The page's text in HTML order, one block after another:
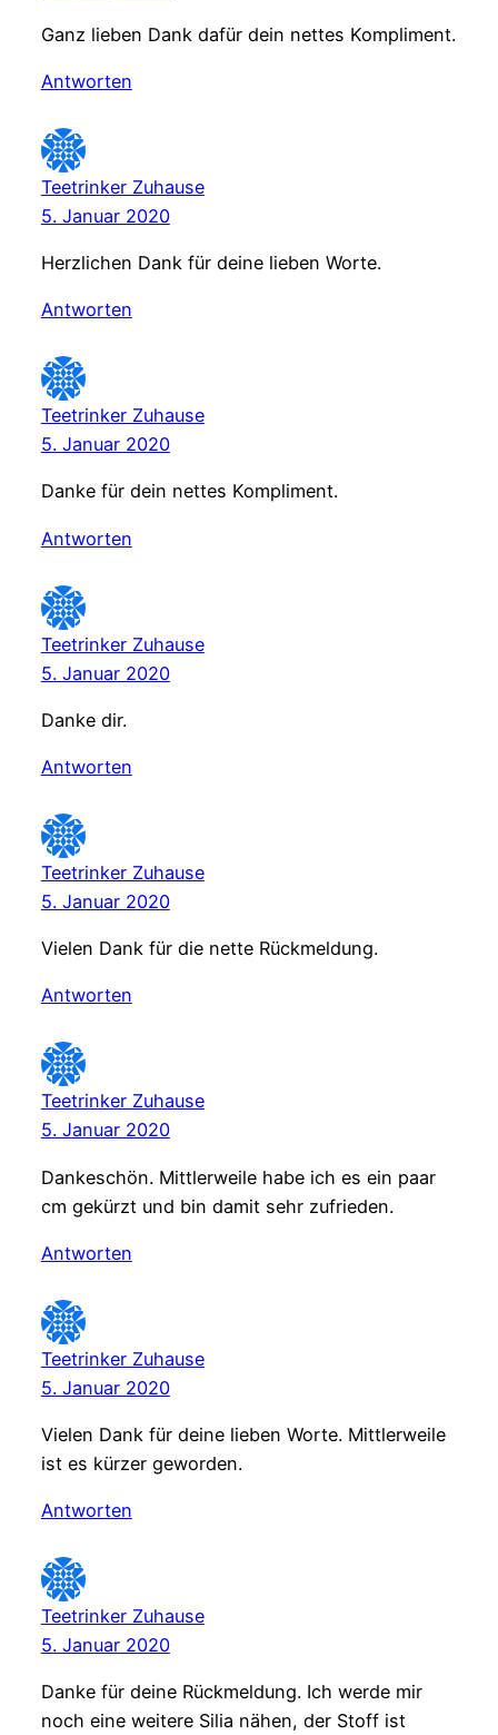
Ganz lieben Dank dafür dein nettes Kompliment.
Antworten
Teetrinker Zuhause
5. Januar 2020
Herzlichen Dank für deine lieben Worte.
Antworten
Teetrinker Zuhause
5. Januar 2020
Danke für dein nettes Kompliment.
Antworten
Teetrinker Zuhause
5. Januar 2020
Danke dir.
Antworten
Teetrinker Zuhause
5. Januar 2020
Vielen Dank für die nette Rückmeldung.
Antworten
Teetrinker Zuhause
5. Januar 2020
Dankeschön. Mittlerweile habe ich es ein paar
cm gekürzt und bin damit sehr zufrieden.
Antworten
Teetrinker Zuhause
5. Januar 2020
Vielen Dank für deine lieben Worte. Mittlerweile
ist es kürzer geworden.
Antworten
Teetrinker Zuhause
5. Januar 2020
Danke für deine Rückmeldung. Ich werde mir
noch eine weitere Silia nähen, der Stoff ist